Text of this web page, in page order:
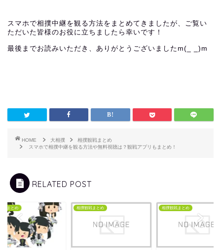
スマホで相撲中継を観る方法をまとめてきましたが、ご覧い
ただいた皆様のお役に立ちましたら幸いです！
最後までお読みいただき、ありがとうございましたm(_ _)m
HOME 大相撲
相撲観戦まとめ
スマホで相撲中継を観る方法や無料視聴は？観戦アプリもまとめ！
RELATED POST
戦まとめ 相撲観戦まとめ 相撲観戦まとめ